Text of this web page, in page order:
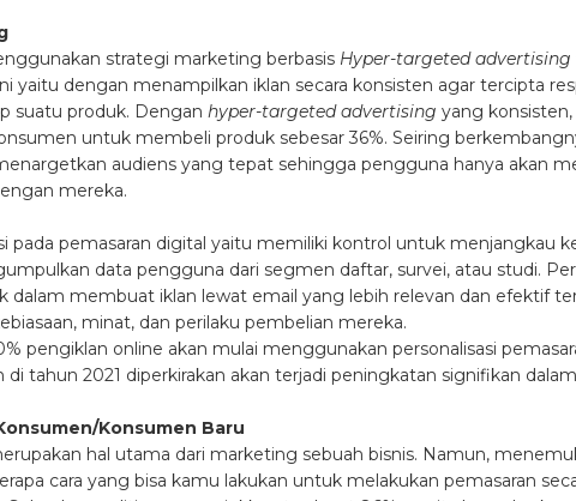
strategi marketing berbasis Hyper-targeted advertising
yaitu dengan menampilkan iklan secara konsisten agar tercipta
suatu produk. Dengan hyper-targeted advertising yang
untuk membeli produk sebesar 36%. Seiring
audiens yang tepat sehingga pengguna hanya akan
mereka.
pada pemasaran digital yaitu memiliki kontrol untuk menjangkau
data pengguna dari segmen daftar, survei, atau studi.
dalam membuat iklan lewat email yang lebih relevan dan efektif
minat, dan perilaku pembelian mereka.
pengiklan online akan mulai menggunakan personalisasi
tahun 2021 diperkirakan akan terjadi peningkatan signifikan
Konsumen Baru
hal utama dari marketing sebuah bisnis. Namun,
cara yang bisa kamu lakukan untuk melakukan pemasaran